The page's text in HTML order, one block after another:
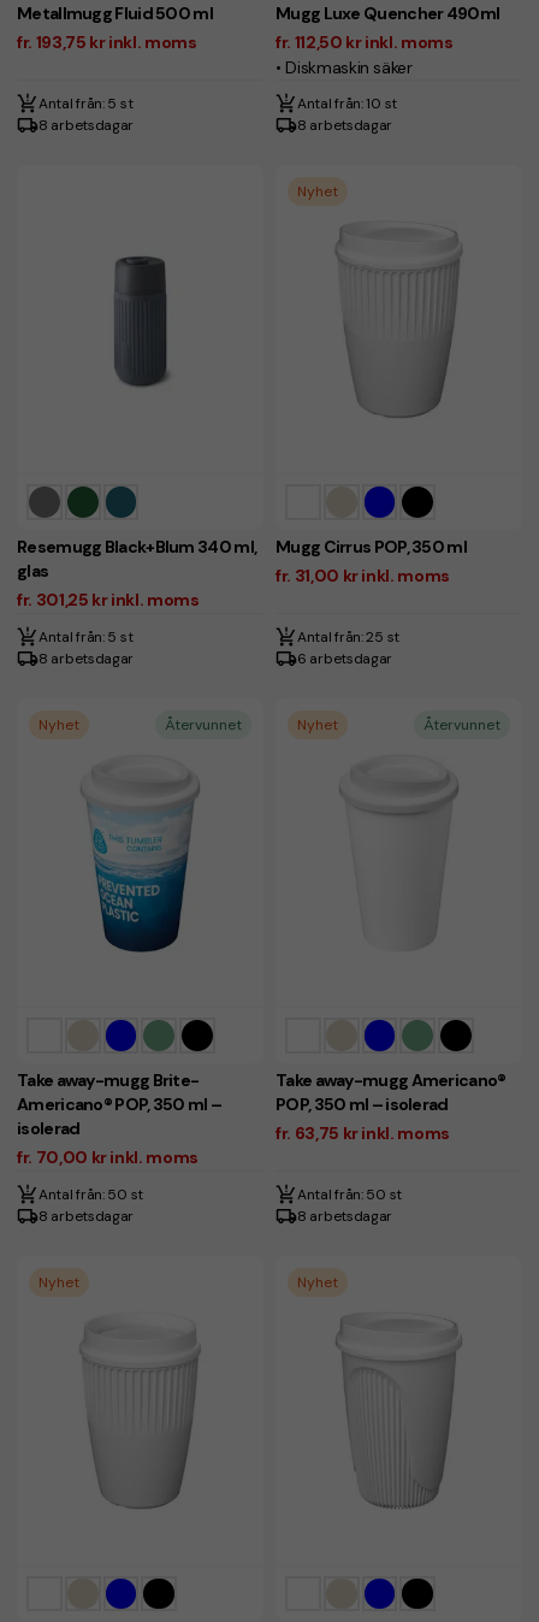
Metallmugg Fluid 500 ml
fr. 193,75 kr inkl. moms
Antal från: 5 st
8 arbetsdagar
Mugg Luxe Quencher 490ml
fr. 112,50 kr inkl. moms
• Diskmaskin säker
Antal från: 10 st
8 arbetsdagar
Resemugg Black+Blum 340 ml,
glas
fr. 301,25 kr inkl. moms
Antal från: 5 st
8 arbetsdagar
Nyhet
Mugg Cirrus POP, 350 ml
fr. 31,00 kr inkl. moms
Antal från: 25 st
6 arbetsdagar
Nyhet Återvunnet
Take away-mugg Brite-
Americano® POP, 350 ml –
isolerad
fr. 70,00 kr inkl. moms
Antal från: 50 st
8 arbetsdagar
Nyhet Återvunnet
Take away-mugg Americano®
POP, 350 ml – isolerad
fr. 63,75 kr inkl. moms
Antal från: 50 st
8 arbetsdagar
Nyhet Nyhet